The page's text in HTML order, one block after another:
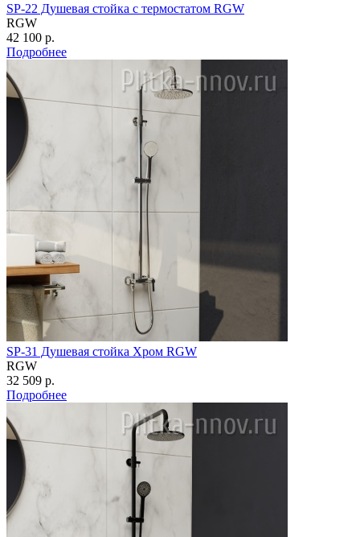
SP-22 Душевая стойка с термостатом RGW
RGW
42 100 р.
Подробнее
SP-31 Душевая стойка Хром RGW
RGW
32 509 р.
Подробнее